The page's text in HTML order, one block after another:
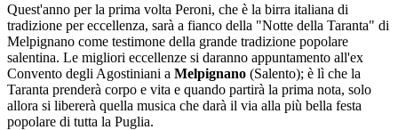
Quest'anno per la prima volta Peroni, che è la birra italiana di
tradizione per eccellenza, sarà a fianco della "Notte della Taranta" di
Melpignano come testimone della grande tradizione popolare
salentina. Le migliori eccellenze si daranno appuntamento all'ex
Convento degli Agostiniani a Melpignano (Salento); è lì che la
Taranta prenderà corpo e vita e quando partirà la prima nota, solo
allora si libererà quella musica che darà il via alla più bella festa
popolare di tutta la Puglia.